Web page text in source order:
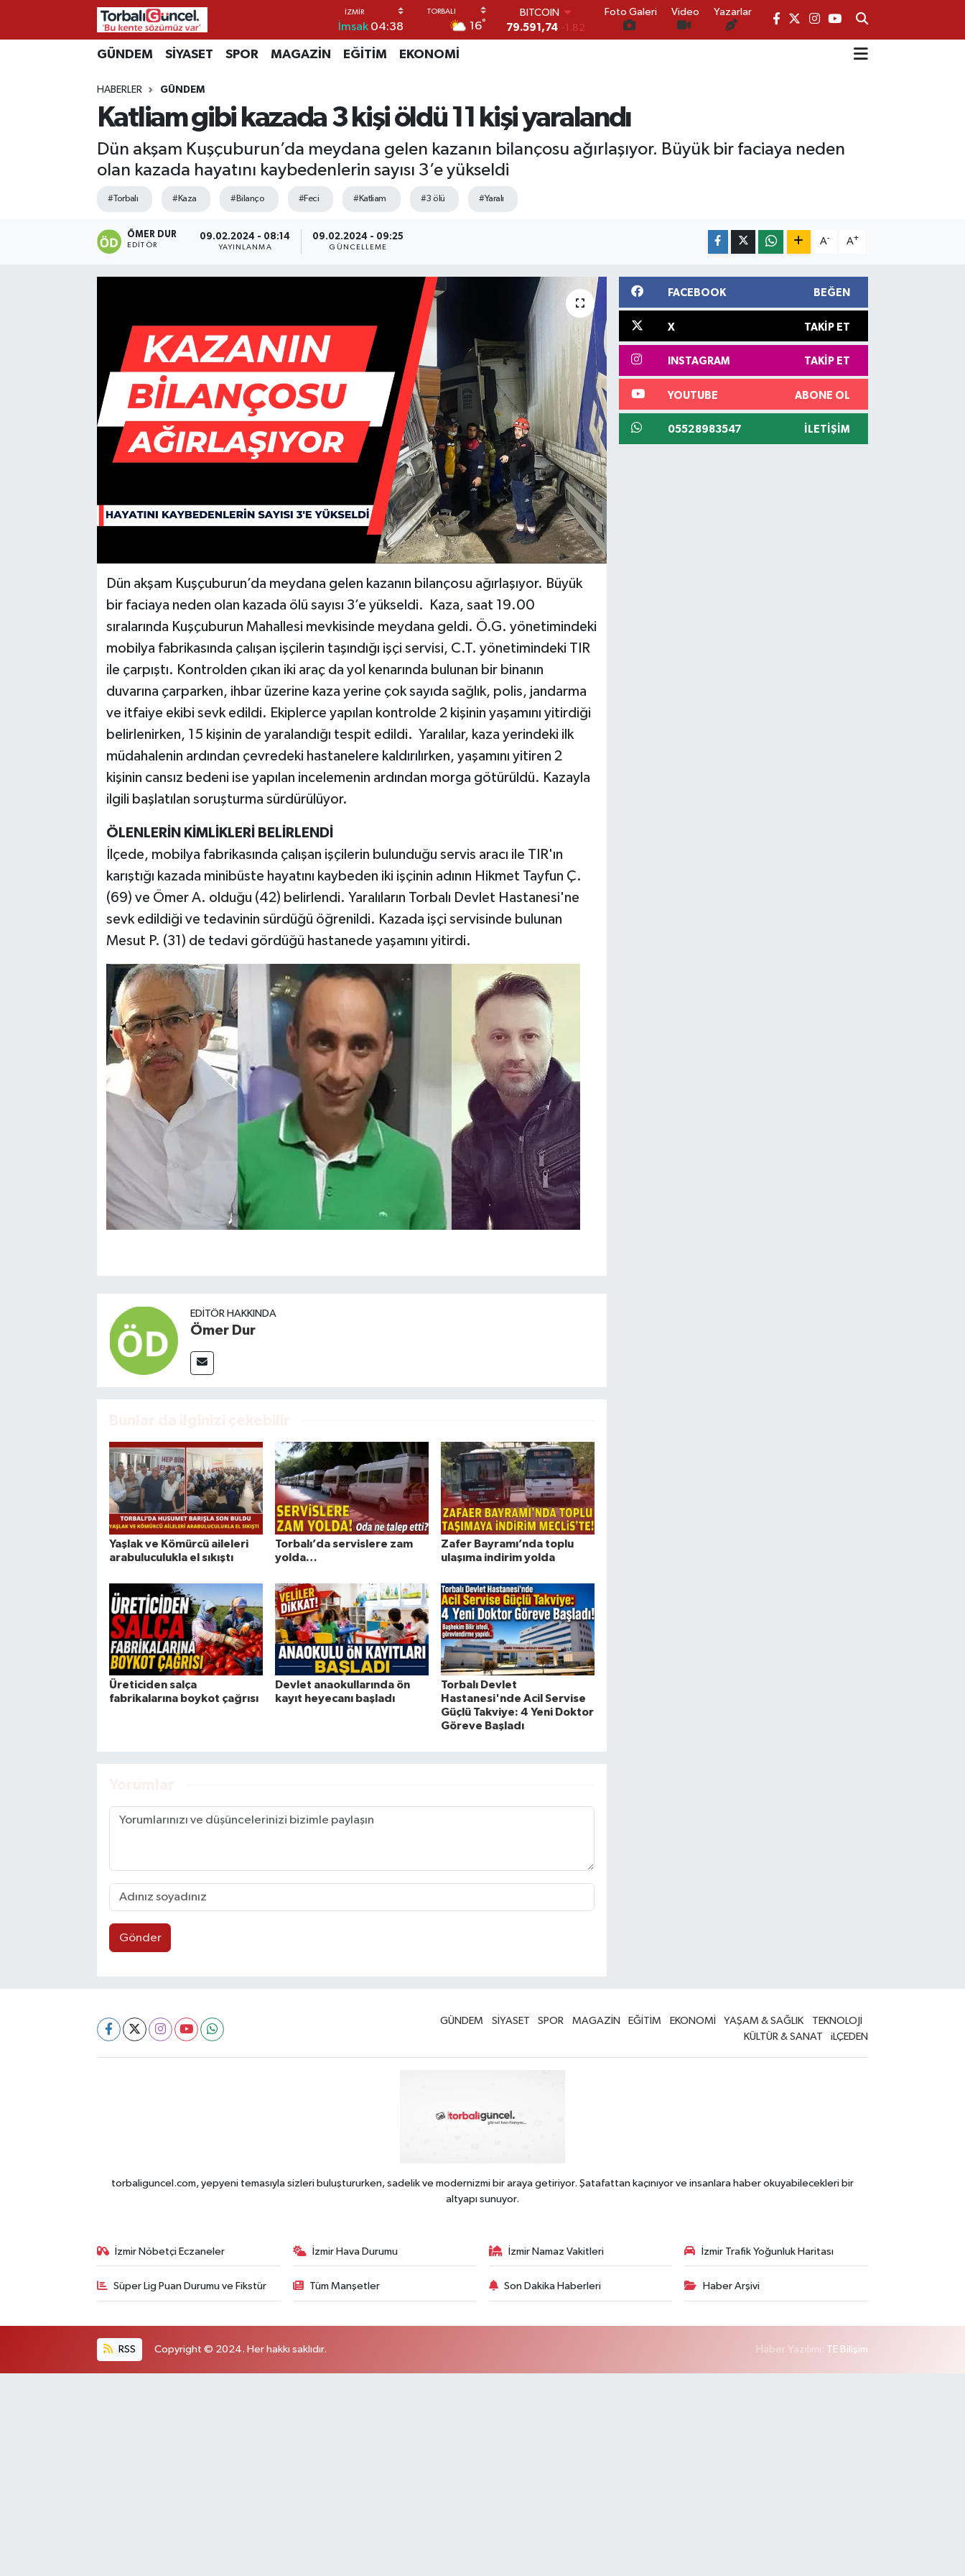
İmsak 04:38 16°
DOLAR
45,43620 0.02
EURO
6862,09000 0.19
BİST100
14.598,00 0
79.591,74
Foto Galeri Video Yazarlar
GÜNDEM SİYASET SPOR MAGAZİN EĞİTİM EKONOMİ
HABERLER GÜNDEM
Katliam gibi kazada 3 kişi öldü 11 kişi yaralandı
Dün akşam Kuşçuburun’da meydana gelen kazanın bilançosu ağırlaşıyor. Büyük bir faciaya neden
olan kazada hayatını kaybedenlerin sayısı 3’e yükseldi
#Torbalı #Kaza #Bilanço #Feci #Katliam #3 ölü #Yaralı
ÖMER DUR
EDITÖR
09.02.2024 - 08:14
YAYINLANMA
09.02.2024 - 09:25
GÜNCELLEME
A- A+
Dün akşam Kuşçuburun’da meydana gelen kazanın bilançosu ağırlaşıyor. Büyük
bir faciaya neden olan kazada ölü sayısı 3’e yükseldi. Kaza, saat 19.00
sıralarında Kuşçuburun Mahallesi mevkisinde meydana geldi. Ö.G. yönetimindeki
mobilya fabrikasında çalışan işçilerin taşındığı işçi servisi, C.T. yönetimindeki TIR
ile çarpıştı. Kontrolden çıkan iki araç da yol kenarında bulunan bir binanın
duvarına çarparken, ihbar üzerine kaza yerine çok sayıda sağlık, polis, jandarma
ve itfaiye ekibi sevk edildi. Ekiplerce yapılan kontrolde 2 kişinin yaşamını yitirdiği
belirlenirken, 15 kişinin de yaralandığı tespit edildi. Yaralılar, kaza yerindeki ilk
müdahalenin ardından çevredeki hastanelere kaldırılırken, yaşamını yitiren 2
kişinin cansız bedeni ise yapılan incelemenin ardından morga götürüldü. Kazayla
ilgili başlatılan soruşturma sürdürülüyor.
ÖLENLERİN KİMLİKLERİ BELİRLENDİ
İlçede, mobilya fabrikasında çalışan işçilerin bulunduğu servis aracı ile TIR'ın
karıştığı kazada minibüste hayatını kaybeden iki işçinin adının Hikmet Tayfun Ç.
(69) ve Ömer A. olduğu (42) belirlendi. Yaralıların Torbalı Devlet Hastanesi'ne
sevk edildiği ve tedavinin sürdüğü öğrenildi. Kazada işçi servisinde bulunan
Mesut P. (31) de tedavi gördüğü hastanede yaşamını yitirdi.
EDITÖR HAKKINDA
Ömer Dur
Yaşlak ve Kömürcü aileleri
arabuluculukla el sıkıştı
Torbalı’da servislere zam
yolda…
Zafer Bayramı’nda toplu
ulaşıma indirim yolda
Üreticiden salça
fabrikalarına boykot çağrısı
Devlet anaokullarında ön
kayıt heyecanı başladı
Torbalı Devlet
Hastanesi'nde Acil Servise
Güçlü Takviye: 4 Yeni Doktor
Göreve Başladı
Gönder
FACEBOOK BEĞEN
X TAKIP ET
INSTAGRAM TAKIP ET
YOUTUBE ABONE OL
05528983547 İLETIŞIM
GÜNDEM SİYASET SPOR MAGAZİN EĞİTİM EKONOMİ YAŞAM & SAĞLIK
TEKNOLOJİ
KÜLTÜR & SANAT
iLÇEDEN
torbaliguncel.com, yepyeni temasıyla sizleri buluştururken, sadelik ve modernizmi bir araya getiriyor. Şatafattan kaçınıyor ve insanlara haber okuyabilecekleri bir
altyapı sunuyor.
İzmir Nöbetçi Eczaneler İzmir Hava Durumu İzmir Namaz Vakitleri İzmir Trafik Yoğunluk Haritası
Süper Lig Puan Durumu ve Fikstür Tüm Manşetler Son Dakika Haberleri Haber Arşivi
RSS Copyright © 2024. Her hakkı saklıdır. Haber Yazılımı: TE Bilişim
İzmir Nöbetçi Eczaneler
İzmir Hava Durumu
İzmir Namaz Vakitleri
İzmir Trafik Yoğunluk Haritası
Süper Lig Puan Durumu ve Fikstür
Tüm Manşetler
Son Dakika Haberleri